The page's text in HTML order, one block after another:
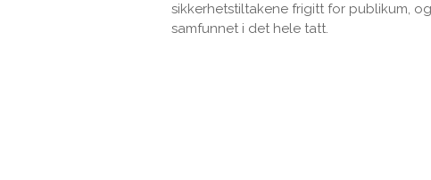
sikkerhetstiltakene frigitt for publikum,
samfunnet i det hele tatt.